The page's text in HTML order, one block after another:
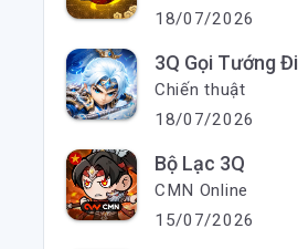
18/07/2026
3Q Gọi Tướng Đi
Chiến thuật
18/07/2026
Bộ Lạc 3Q
CMN Online
15/07/2026